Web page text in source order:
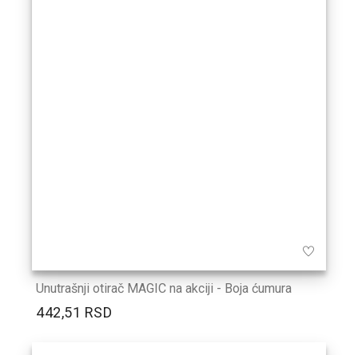
Unutrašnji otirač MAGIC na akciji - Boja ćumura
442,51 RSD